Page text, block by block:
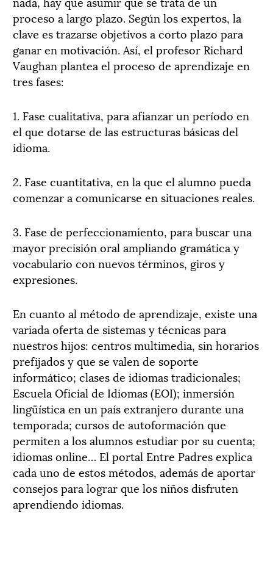
proceso a largo plazo. Según los expertos, la
clave es trazarse objetivos a corto plazo para
ganar en motivación. Así, el profesor Richard
Vaughan plantea el proceso de aprendizaje en
tres fases:
1. Fase cualitativa, para afianzar un período en
el que dotarse de las estructuras básicas del
idioma.
2. Fase cuantitativa, en la que el alumno pueda
comenzar a comunicarse en situaciones reales.
3. Fase de perfeccionamiento, para buscar una
mayor precisión oral ampliando gramática y
vocabulario con nuevos términos, giros y
expresiones.
En cuanto al método de aprendizaje, existe una
variada oferta de sistemas y técnicas para
nuestros hijos: centros multimedia, sin horarios
prefijados y que se valen de soporte
informático; clases de idiomas tradicionales;
Escuela Oficial de Idiomas (EOI); inmersión
lingüística en un país extranjero durante una
temporada; cursos de autoformación que
permiten a los alumnos estudiar por su cuenta;
idiomas online… El portal Entre Padres explica
cada uno de estos métodos, además de aportar
consejos para lograr que los niños disfruten
aprendiendo idiomas.